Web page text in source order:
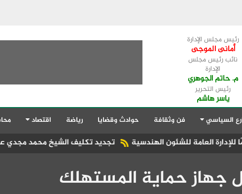
رئيس مجلس الإدارة
أمانى الموجى
نائب رئيس مجلس
الإدارة
م. حاتم الجوهري
رئيس التحرير
ياسر هاشم
السياسي فن وثقافة حوادث وقضايا رياضة اقتصاد
تجديد تكليف الشيخ محمد مجدي عوض مديرًا عامًا الهندسية
جهاز حماية المستهلك